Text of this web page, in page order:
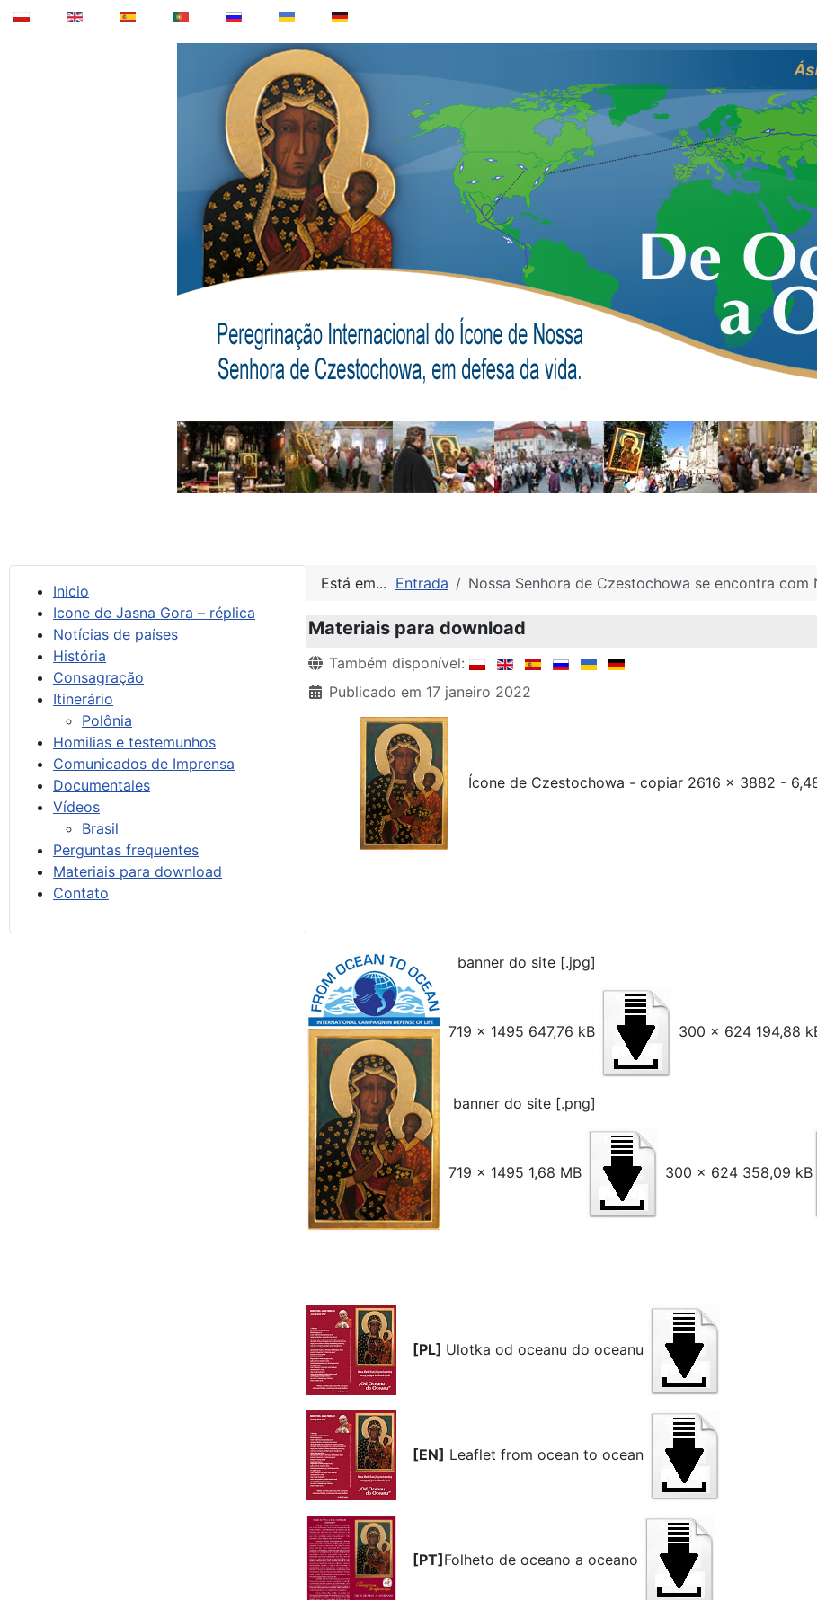
Inicio
Icone de Jasna Gora – réplica
Notícias de países
História
Consagração
Itinerário
Polônia
Homilias e testemunhos
Comunicados de Imprensa
Documentales
Vídeos
Brasil
Perguntas frequentes
Materiais para download
Contato
Está em... Entrada Nossa Senhora de Czestochowa se encontra com
Materiais para download
Detalhes
Também disponível:
Publicado em 17 janeiro 2022
Ícone de Czestochowa - copiar 2616 x 3882 -
banner do site [.jpg]
719 x 1495 647,76 kB 300 x 624 194,88
banner do site [.png]
719 x 1495 1,68 MB 300 x 624 358,09 kB
[PL] Ulotka od oceanu do oceanu
[EN] Leaflet from ocean to ocean
[PT]Folheto de oceano a oceano